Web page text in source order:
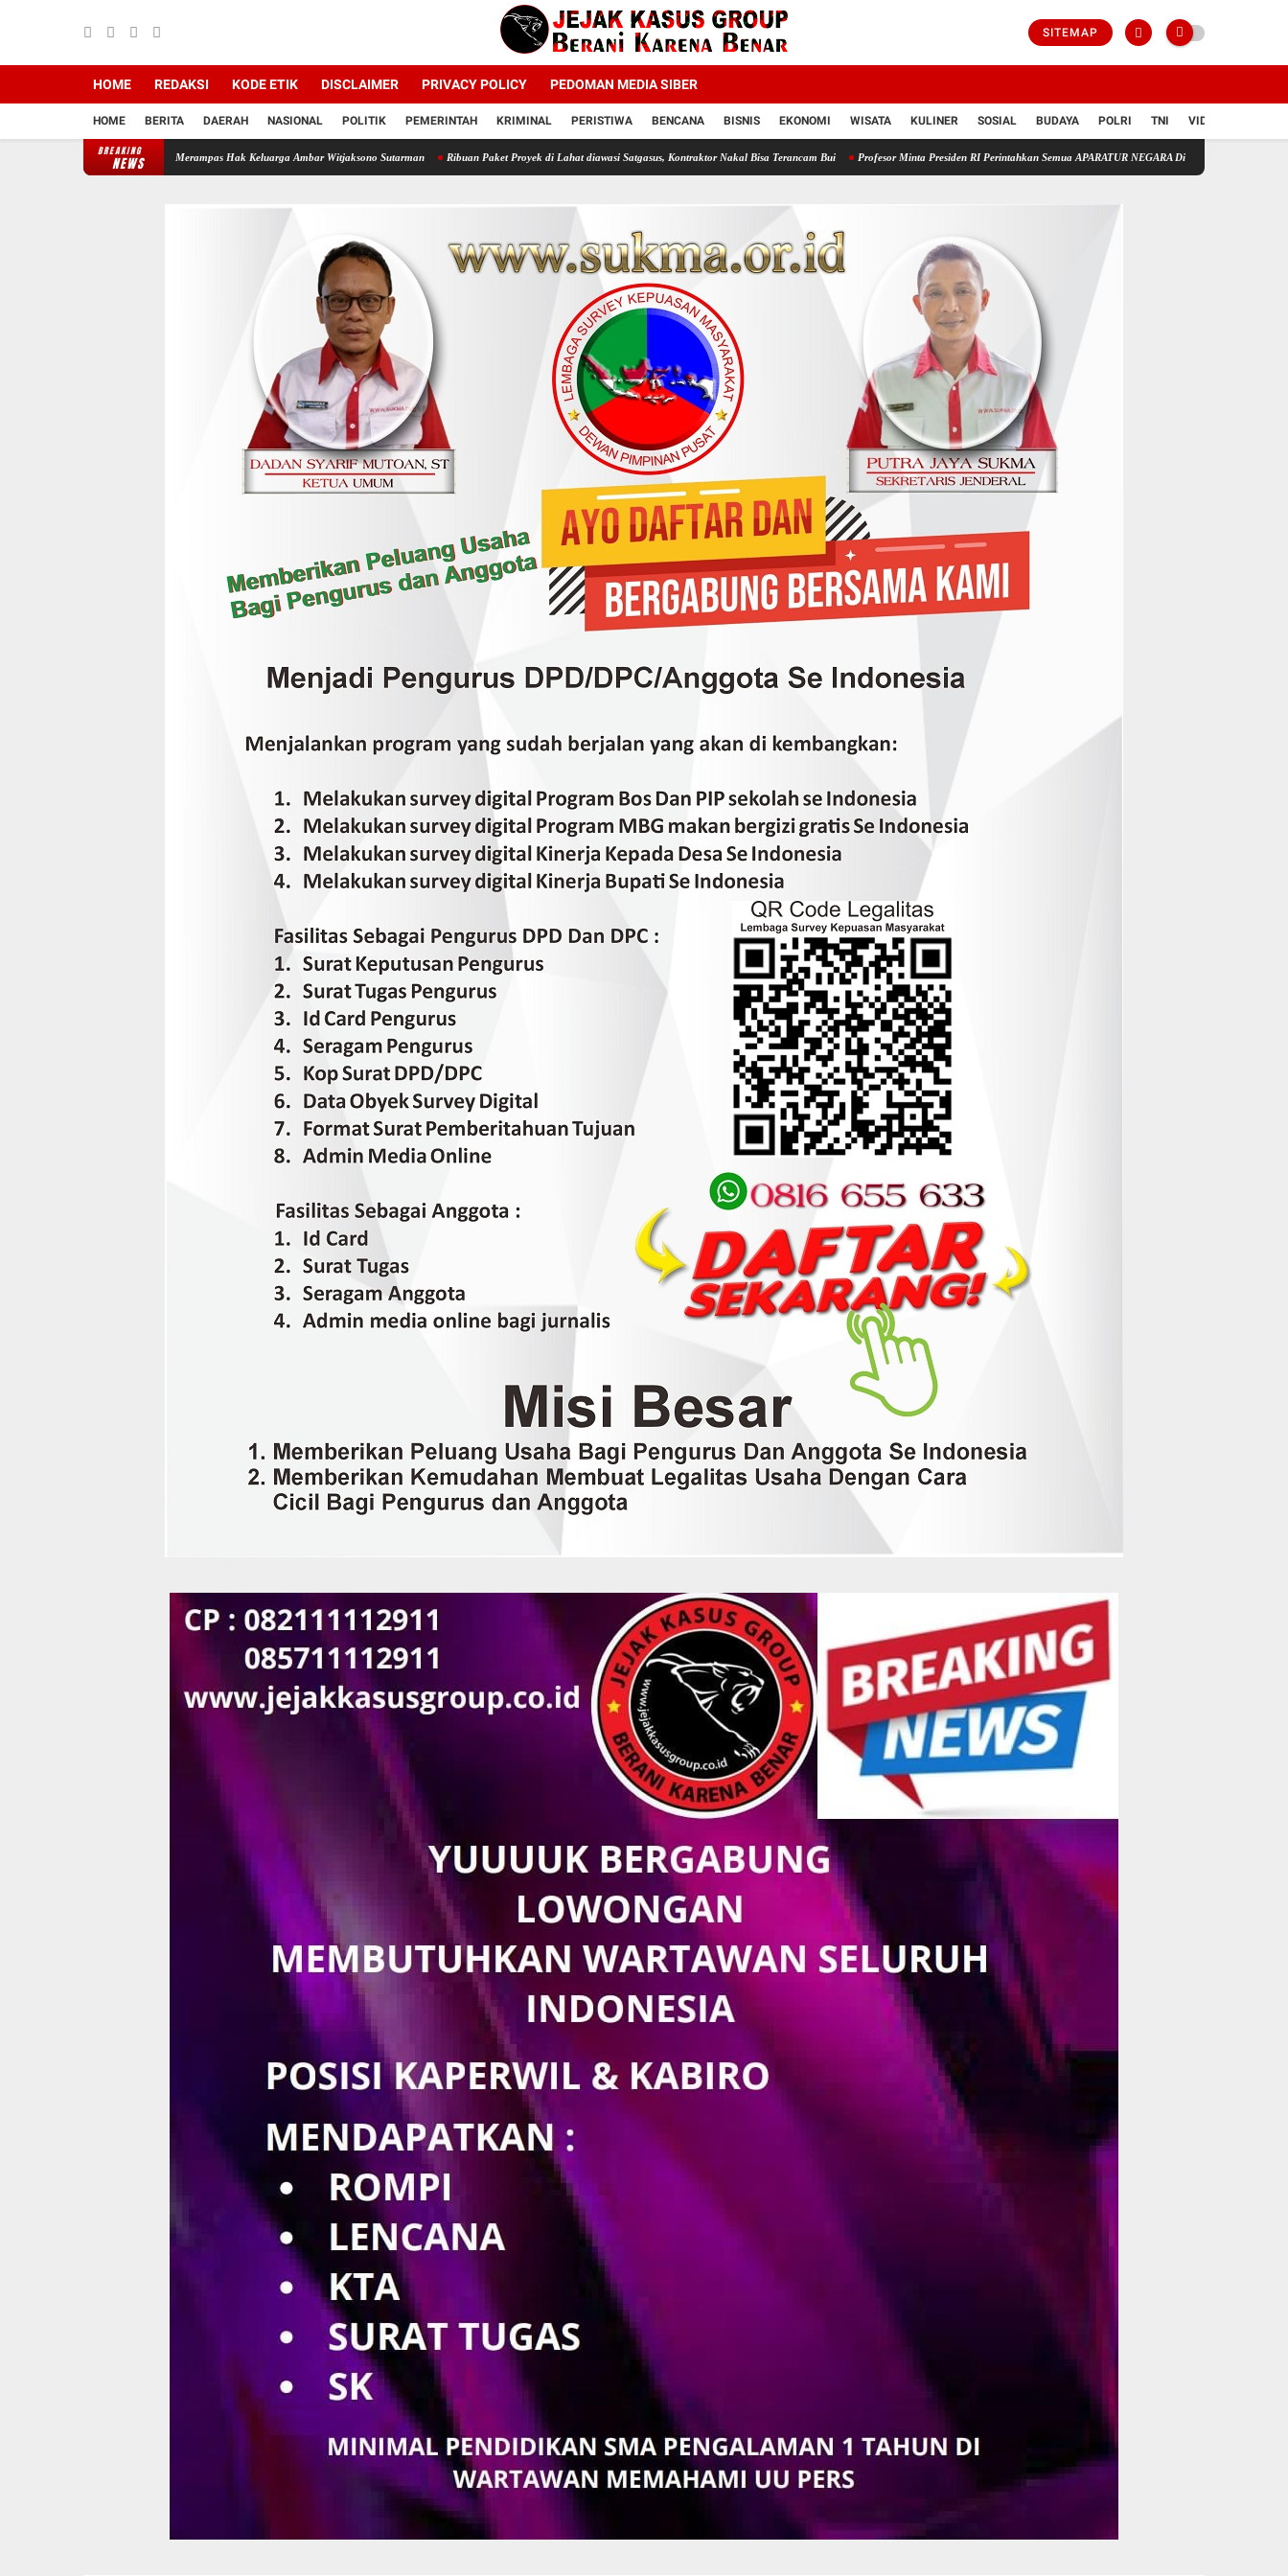
SITEMAP
HOME REDAKSI KODE ETIK DISCLAIMER PRIVACY POLICY PEDOMAN MEDIA SIBER
HOME BERITA DAERAH NASIONAL POLITIK PEMERINTAH KRIMINAL PERISTIWA BENCANA BISNIS EKONOMI WISATA KULINER SOSIAL BUDAYA POLRI TNI VIDIO
BREAKING
NEWS
Mafia Tanah Merampas Hak Keluarga Ambar Witjaksono Sutarman Ribuan Paket Proyek di Lahat diawasi Satgasus, Kontraktor Nakal Bisa Terancam Bui Profesor Minta Presiden RI Perintahkan Semua APARATUR NEGARA Di Seluruh Indonesia Tertibkan